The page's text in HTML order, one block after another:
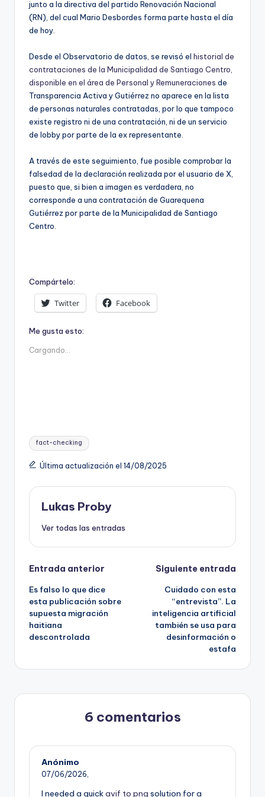
junto a la directiva del partido Renovación Nacional
(RN), del cual Mario Desbordes forma parte hasta el día
de hoy.
Desde el Observatorio de datos, se revisó el historial de
contrataciones de la Municipalidad de Santiago Centro,
disponible en el área de Personal y Remuneraciones de
Transparencia Activa y Gutiérrez no aparece en la lista
de personas naturales contratadas, por lo que tampoco
existe registro ni de una contratación, ni de un servicio
de lobby por parte de la ex representante.
A través de este seguimiento, fue posible comprobar la
falsedad de la declaración realizada por el usuario de X,
puesto que, si bien a imagen es verdadera, no
corresponde a una contratación de Guarequena
Gutiérrez por parte de la Municipalidad de Santiago
Centro.
Compártelo:
Twitter Facebook
Me gusta esto:
Cargando...
Etiquetas:
fact-checking
Última actualización el 14/08/2025
Lukas Proby
Ver todas las entradas
Navegación
de
entradas
Entrada anterior
Es falso lo que dice
esta publicación sobre
supuesta migración
haitiana
descontrolada
Siguiente entrada
Cuidado con esta
“entrevista”. La
inteligencia artificial
también se usa para
desinformación o
estafa
6 comentarios
Anónimo
07/06/2026,
I needed a quickavif to png solution for a